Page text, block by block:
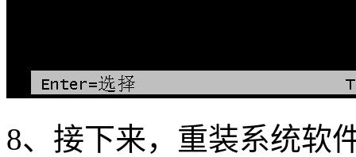
8、接下来，重装系统软